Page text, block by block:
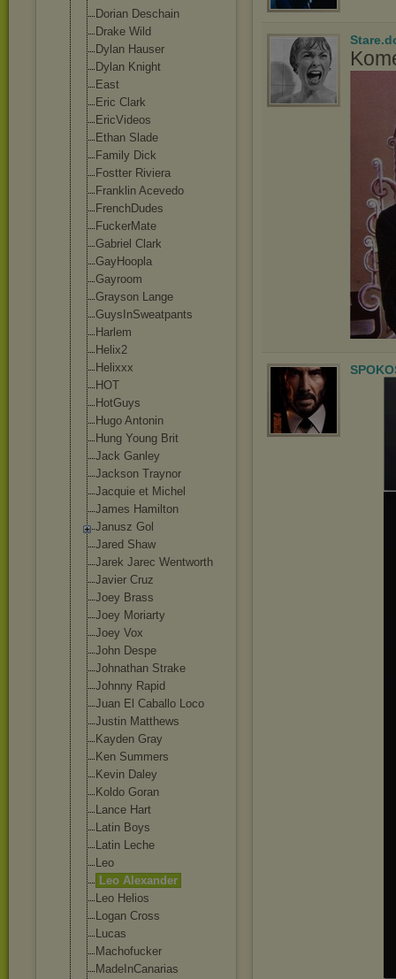
Dorian Deschain
Drake Wild
Dylan Hauser
Dylan Knight
East
Eric Clark
EricVideos
Ethan Slade
Family Dick
Fostter Riviera
Franklin Acevedo
FrenchDudes
FuckerMate
Gabriel Clark
GayHoopla
Gayroom
Grayson Lange
GuysInSweatpants
Harlem
Helix2
Helixxx
HOT
HotGuys
Hugo Antonin
Hung Young Brit
Jack Ganley
Jackson Traynor
Jacquie et Michel
James Hamilton
Janusz Gol
Jared Shaw
Jarek Jarec Wentworth
Javier Cruz
Joey Brass
Joey Moriarty
Joey Vox
John Despe
Johnathan Strake
Johnny Rapid
Juan El Caballo Loco
Justin Matthews
Kayden Gray
Ken Summers
Kevin Daley
Koldo Goran
Lance Hart
Latin Boys
Latin Leche
Leo
Leo Alexander
Leo Helios
Logan Cross
Lucas
Machofucker
MadeInCanarias